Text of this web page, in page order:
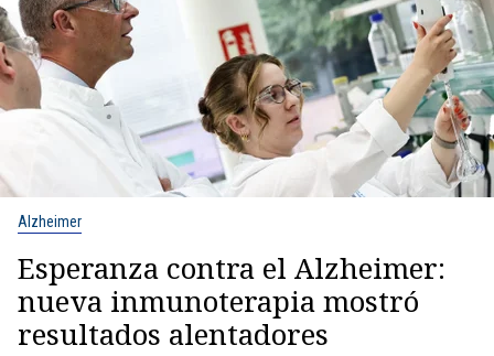
Alzheimer
Esperanza contra el Alzheimer:
nueva inmunoterapia mostró
resultados alentadores